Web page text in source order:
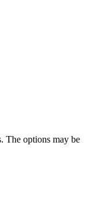
The options may be